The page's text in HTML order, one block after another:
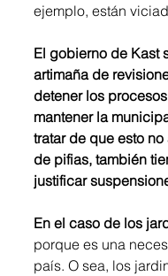
ejemplo, están
El gobierno de Kast
artimaña de
detener los
mantener la
tratar de que esto
de pifias, también
justificar
En el caso de los
porque es una
país. O sea, los